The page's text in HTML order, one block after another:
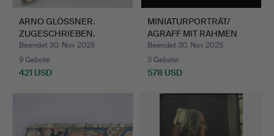
ARNO GLÖSSNER.
ZUGESCHRIEBEN.
WANDLAMPE, M…
Beendet 30. Nov 2025
9 Gebote
421 USD
MINIATURPORTRÄT/
AGRAFF MIT RAHMEN
AUS 14-…
Beendet 30. Nov 2025
3 Gebote
578 USD